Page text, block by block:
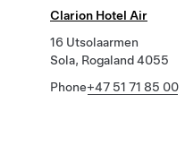
Clarion Hotel Air
16 Utsolaarmen
Sola, Rogaland 4055
Phone+47 51 71 85 00